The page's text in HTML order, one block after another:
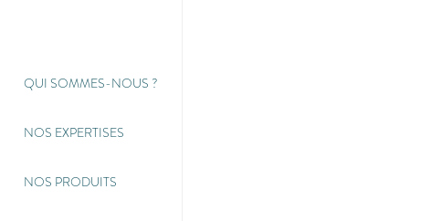
QUI SOMMES-NOUS ?
NOS EXPERTISES
NOS PRODUITS